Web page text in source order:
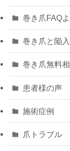
巻き爪FAQ
巻き爪と陥
巻き爪無料
患者様の声
施術症例
爪トラブル